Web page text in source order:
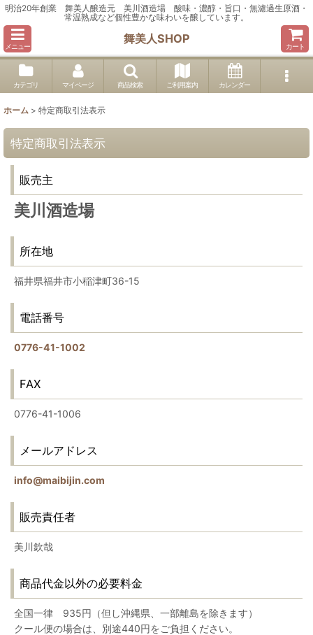
明治20年創業 舞美人醸造元 美川酒造場 酸味・濃醇・旨口・無濾過生原酒・
常温熟成など個性豊かな味わいを醸しています。
メニュー
舞美人SHOP
カート
カテゴリ マイページ 商品検索 ご利用案内 カレンダー
ホーム > 特定商取引法表示
特定商取引法表示
販売主
美川酒造場
所在地
福井県福井市小稲津町36-15
電話番号
0776-41-1002
FAX
0776-41-1006
メールアドレス
info@maibijin.com
販売責任者
美川欽哉
商品代金以外の必要料金
全国一律 935円（但し沖縄県、一部離島を除きます）
クール便の場合は、別途440円をご負担ください。